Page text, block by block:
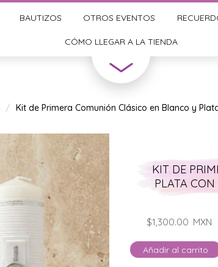
BAUTIZOS OTROS EVENTOS
CÓMO LLEGAR A LA TIENDA
Kit de Primera Comunión Clásico en Blanco y
KIT DE
PLATA
$1,300.00 MXN
Añadir al carrito